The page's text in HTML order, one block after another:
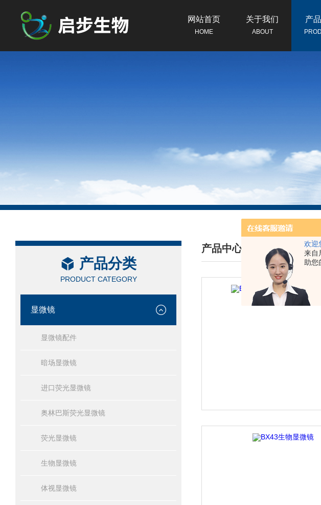
欢迎
来自
助您
网站首页
HOME
关于我们
ABOUT
产
产品分类
PRODUCT CATEGORY
显微镜
显微镜配件
暗场显微镜
进口荧光显微镜
奥林巴斯荧光显微镜
荧光显微镜
生物显微镜
体视显微镜
产品中心
/ PRODUCTS CENTER